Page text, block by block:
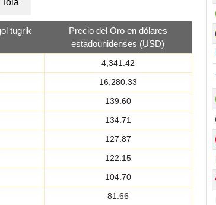
Tola
tugrik
Precio del Oro en dólares
estadounidenses (USD)
4,341.42
16,280.33
139.60
134.71
127.87
122.15
104.70
81.66